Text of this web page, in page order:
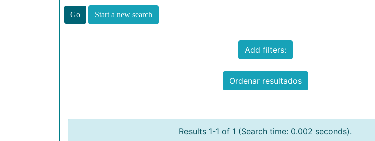
Start a new search
Add filters:
Ordenar resultados
Results 1-1 of 1 (Search time: 0.002 seconds).